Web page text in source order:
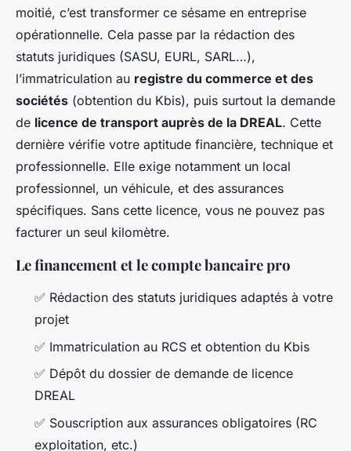
moitié, c’est transformer ce sésame en entreprise
opérationnelle. Cela passe par la rédaction des
statuts juridiques (SASU, EURL, SARL…),
l’immatriculation au registre du commerce et des
sociétés (obtention du Kbis), puis surtout la demande
de licence de transport auprès de la DREAL. Cette
dernière vérifie votre aptitude financière, technique et
professionnelle. Elle exige notamment un local
professionnel, un véhicule, et des assurances
spécifiques. Sans cette licence, vous ne pouvez pas
facturer un seul kilomètre.
Le financement et le compte bancaire pro
✅ Rédaction des statuts juridiques adaptés à votre
projet
✅ Immatriculation au RCS et obtention du Kbis
✅ Dépôt du dossier de demande de licence
DREAL
✅ Souscription aux assurances obligatoires (RC
exploitation, etc.)